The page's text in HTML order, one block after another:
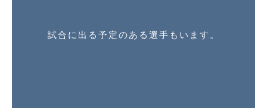
試合に出る予定のある選手もいます。